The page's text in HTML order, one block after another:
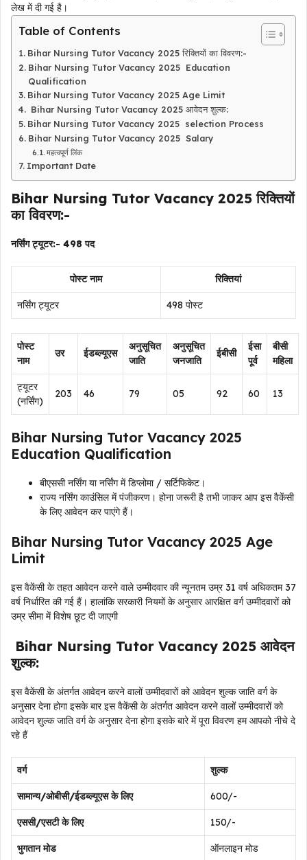
लेख में दी गई है।
Table of Contents
Bihar Nursing Tutor Vacancy 2025 रिक्तियों का विवरण:-
Bihar Nursing Tutor Vacancy 2025 Education
Qualification
Bihar Nursing Tutor Vacancy 2025 Age Limit
Bihar Nursing Tutor Vacancy 2025 आवेदन शुल्क:
Bihar Nursing Tutor Vacancy 2025 selection Process
Bihar Nursing Tutor Vacancy 2025 Salary
महत्वपूर्ण लिंक
Important Date
Bihar Nursing Tutor Vacancy 2025 रिक्तियों
का विवरण:-
नर्सिंग ट्यूटर:- 498 पद
पोस्ट नाम रिक्तियां
नर्सिंग ट्यूटर 498 पोस्ट
पोस्ट
नाम
उर ईडब्ल्यूएस
अनुसूचित
जाति
अनुसूचित
जनजाति
ईबीसी
ईसा
पूर्व
बीसी
महिला
ट्यूटर
(नर्सिंग)
203 46 79 05 92 60 13
Bihar Nursing Tutor Vacancy 2025
Education Qualification
बीएससी नर्सिंग या नर्सिंग में डिप्लोमा / सर्टिफिकेट।
राज्य नर्सिंग काउंसिल में पंजीकरण। होना जरूरी है तभी जाकर आप इस वैकेंसी
के लिए आवेदन कर पाएंगे हैं।
Bihar Nursing Tutor Vacancy 2025 Age
Limit
इस वैकेंसी के तहत आवेदन करने वाले उम्मीदवार की न्यूनतम उम्र 31 वर्ष अधिकतम 37
वर्ष निर्धारित की गई हैं। हालांकि सरकारी नियमों के अनुसार आरक्षित वर्ग उम्मीदवारों को
उम्र सीमा में विशेष छूट दी जाएगी
Bihar Nursing Tutor Vacancy 2025 आवेदन
शुल्क:
इस वैकेंसी के अंतर्गत आवेदन करने वालों उम्मीदवारों को आवेदन शुल्क जाति वर्ग के
अनुसार देना होगा इसके बार इस वैकेंसी के अंतर्गत आवेदन करने वालों उम्मीदवारों को
आवेदन शुल्क जाति वर्ग के अनुसार देना होगा इसके बारे में पूरा विवरण हम आपको नीचे दे
रहे हैं
वर्ग शुल्क
सामान्य/ओबीसी/ईडब्ल्यूएस के लिए ₹600/-
एससी/एसटी के लिए ₹150/-
भुगतान मोड ऑनलाइन मोड